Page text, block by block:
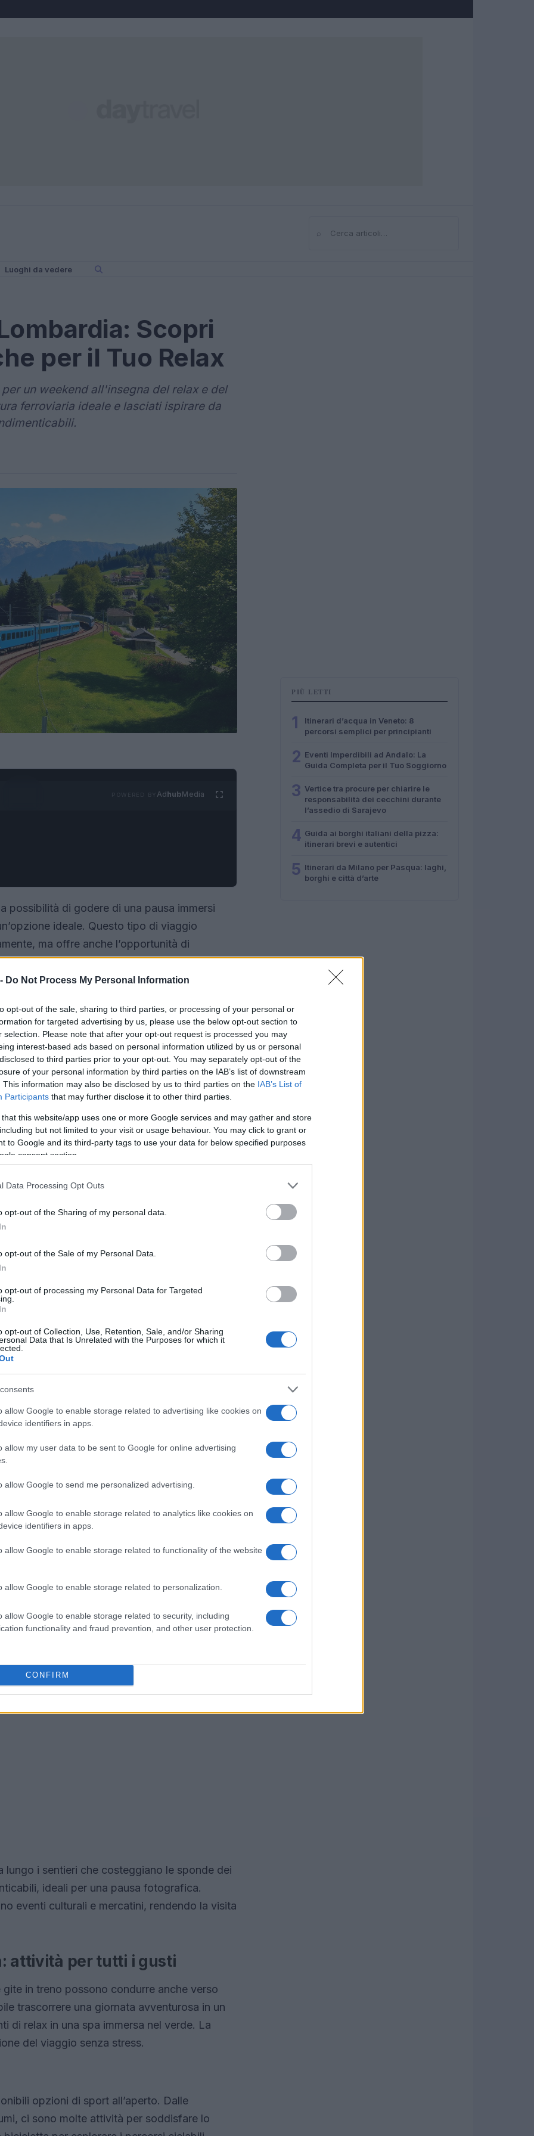
Do Not Process My Personal Information
opt-out of the sale, sharing to third parties, or processing of your personal or
for targeted advertising by us, please use the below opt-out section to
selection. Please note that after your opt-out request is processed you may
interest-based ads based on personal information utilized by us or personal
to third parties prior to your opt-out. You may separately opt-out of the
of your personal information by third parties on the IAB’s list of downstream
This information may also be disclosed by us to third parties on the IAB’s List of
Participants that may further disclose it to other third parties.
that this website/app uses one or more Google services and may gather and store
but not limited to your visit or usage behaviour. You may click to grant or
to Google and its third-party tags to use your data for below specified purposes
consent section.
Data Processing Opt Outs
opt-out of the Sharing of my personal data.
opt-out of the Sale of my Personal Data.
opt-out of processing my Personal Data for Targeted
opt-out of Collection, Use, Retention, Sale, and/or Sharing
Data that Is Unrelated with the Purposes for which it
allow Google to enable storage related to advertising like cookies on
identifiers in apps.
allow my user data to be sent to Google for online advertising
allow Google to send me personalized advertising.
allow Google to enable storage related to analytics like cookies on
identifiers in apps.
allow Google to enable storage related to functionality of the website
allow Google to enable storage related to personalization.
allow Google to enable storage related to security, including
functionality and fraud prevention, and other user protection.
CONFIRM
Cerca
Luoghi da vedere
Scopri
per il Tuo Relax
un weekend all'insegna del relax e del
ferroviaria ideale e lasciati ispirare da
AdhubMedia
possibilità di godere di una pausa immersi
ideale. Questo tipo di viaggio
ma offre anche l’opportunità di
della Lombardia e, in futuro, dell’intera Italia.
diverse tipologie di gite da considerare per il
storia e bellezza
e i borghi storici che attendono solo di
di muoversi facilmente tra queste
prestigiosi e palazzi storici, rimanendo
Gli itinerari proposti offrono un’esperienza
contraddistinguono queste località.
Milano, con il suo Duomo e le opere di
e Brescia offrono un patrimonio
un’opportunità per approfondire la
l’arte che ha segnato il nostro passato.
in riva all’acqua
in treno è quella di dirigersi verso i laghi della
e ilLago Maggioreoffrono panorami
arrivati, è possibile navigare sulle acque
borghi e gustare la cucina locale.
lungo i sentieri che costeggiano le sponde dei
ideali per una pausa fotografica.
eventi culturali e mercatini, rendendo la visita
attività per tutti i gusti
in treno possono condurre anche verso
trascorrere una giornata avventurosa in un
di relax in una spa immersa nel verde. La
del viaggio senza stress.
opzioni di sport all’aperto. Dalle
ci sono molte attività per soddisfare lo
PIÙ LETTI
1
Itinerari d’acqua in Veneto: 8
percorsi semplici per principianti
2 Eventi Imperdibili ad Andalo: La
Guida Completa per il Tuo Soggiorno
3 Vertice tra procure per chiarire le
responsabilità dei cecchini durante
l’assedio di Sarajevo
4 Guida ai borghi italiani della pizza:
itinerari brevi e autentici
5 Itinerari da Milano per Pasqua: laghi,
borghi e città d’arte